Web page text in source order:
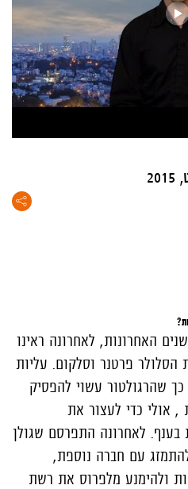
האחרונות, לאחרונה ראינו
הסלולר פרטנר וסלקום. עליות
שהרגולטור עשוי להפסיק
, אולי כדי לעצור את
בענף. לאחרונה התפרסם שגולן
עם חברה נוספת,
ולהימנע מלפרוס את רשת